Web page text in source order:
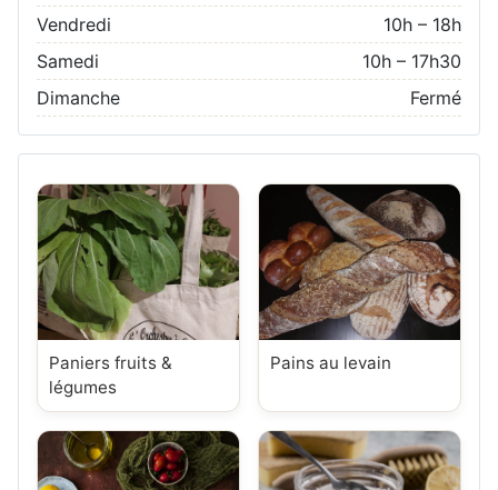
Vendredi
10h – 18h
Samedi
10h – 17h30
Dimanche
Fermé
Paniers fruits &
légumes
Pains au levain